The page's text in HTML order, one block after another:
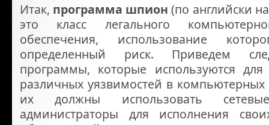
Итак, программа шпион (по английски
это класс легального
обеспечения, использование
определенный риск. Приведем
программы, которые используются
различных уязвимостей в компьютерных
их должны использовать
администраторы для исполнения